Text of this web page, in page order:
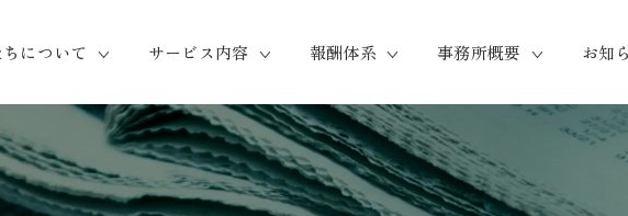
について サービス内容 報酬体系 事務所概要 お知